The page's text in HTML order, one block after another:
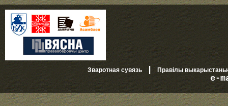
Зваротная сувязь|Правілы
e-